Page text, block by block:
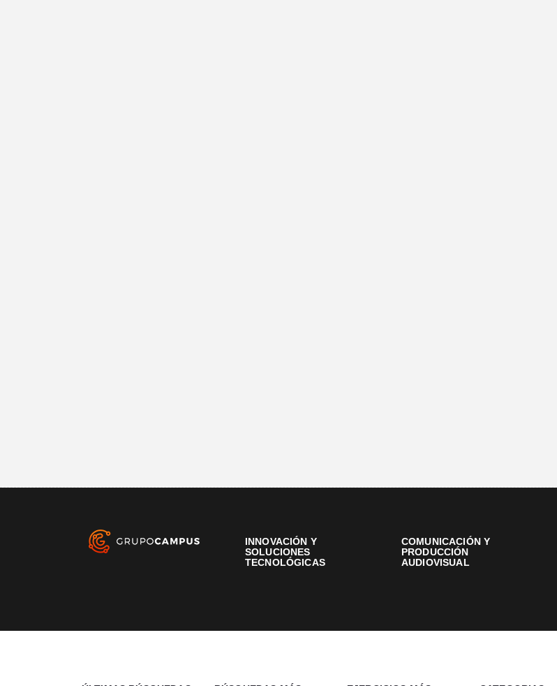
INNOVACIÓN Y
SOLUCIONES
TECNOLÓGICAS
COMUNICACIÓN Y
PRODUCCIÓN
AUDIOVISUAL